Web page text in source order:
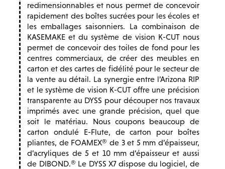
redimensionnables et nous permet de concevoir
rapidement des boîtes sucrées pour les écoles et
les emballages saisonniers. La combinaison de
KASEMAKE et du système de vision K-CUT nous
permet de concevoir des toiles de fond pour les
centres commerciaux, de créer des meubles en
carton et des cartes de fidélité pour le secteur de
la vente au détail. La synergie entre l’Arizona RIP
et le système de vision K-CUT offre une précision
transparente au DYSS pour découper nos travaux
imprimés avec une grande précision, quel que
soit le matériau. Nous coupons beaucoup de
carton ondulé E-Flute, de carton pour boîtes
pliantes, de FOAMEX® de 3 et 5 mm d’épaisseur,
d’acryliques de 5 et 10 mm d’épaisseur et aussi
de DIBOND.® Le DYSS X7 dispose du logiciel, de